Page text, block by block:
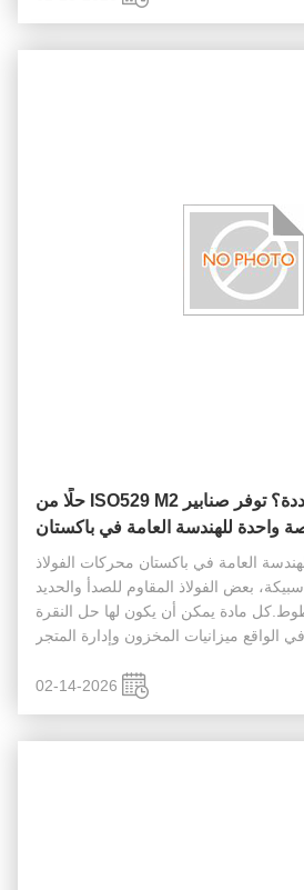
العمل عبر مواد متعددة؟ توفر صنابير ISO529 M2 حلًا من
واحدة للهندسة العامة في باكستان
العامة في باكستان محركات الفولاذ
سبيكة، بعض الفولاذ المقاوم للصدأ والحديد
مادة يمكن أن يكون لها حل النقرة
الواقع ميزانيات المخزون وإدارة المتجر
عام" ...
02-14-2026